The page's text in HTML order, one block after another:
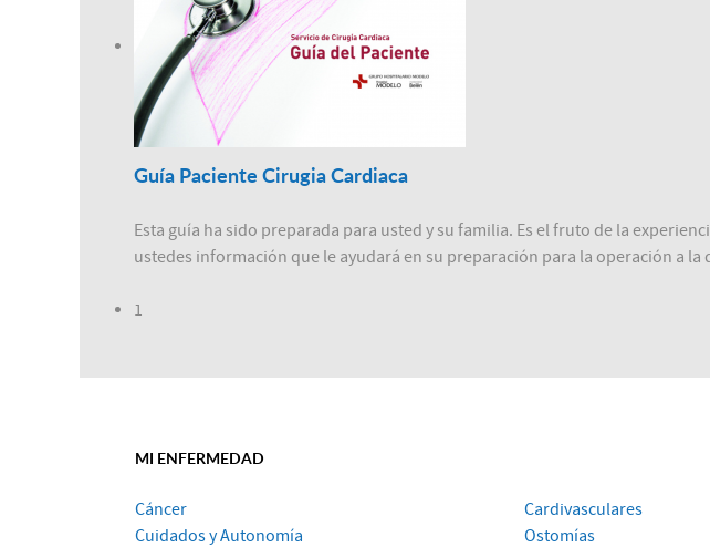
Guía Paciente Cirugia Cardiaca
Esta guía ha sido preparada para usted y su familia. Es el fruto de la
ustedes información que le ayudará en su preparación para la operación a
1
MI ENFERMEDAD
Cáncer
Cuidados y Autonomía
Cardivasculares
Ostomías